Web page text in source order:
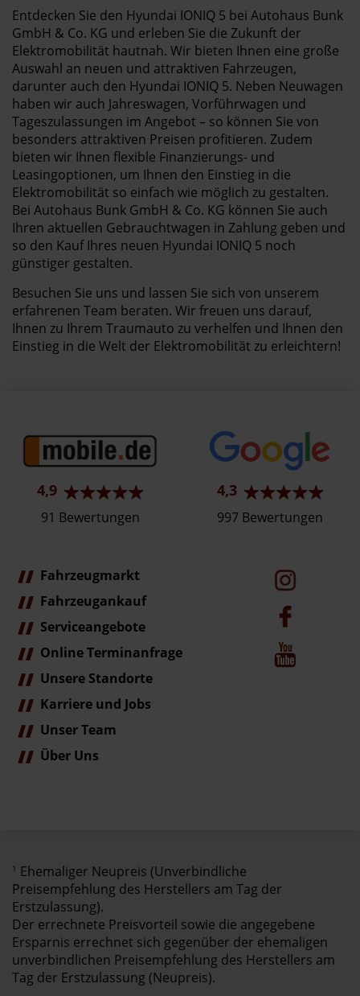
Entdecken Sie den Hyundai IONIQ 5 bei Autohaus Bunk
GmbH & Co. KG und erleben Sie die Zukunft der
Elektromobilität hautnah. Wir bieten Ihnen eine große
Auswahl an neuen und attraktiven Fahrzeugen,
darunter auch den Hyundai IONIQ 5. Neben Neuwagen
haben wir auch Jahreswagen, Vorführwagen und
Tageszulassungen im Angebot – so können Sie von
besonders attraktiven Preisen profitieren. Zudem
bieten wir Ihnen flexible Finanzierungs- und
Leasingoptionen, um Ihnen den Einstieg in die
Elektromobilität so einfach wie möglich zu gestalten.
Bei Autohaus Bunk GmbH & Co. KG können Sie auch
Ihren aktuellen Gebrauchtwagen in Zahlung geben und
so den Kauf Ihres neuen Hyundai IONIQ 5 noch
günstiger gestalten.
Besuchen Sie uns und lassen Sie sich von unserem
erfahrenen Team beraten. Wir freuen uns darauf,
Ihnen zu Ihrem Traumauto zu verhelfen und Ihnen den
Einstieg in die Welt der Elektromobilität zu erleichtern!
4,9
91 Bewertungen
4,3
997 Bewertungen
Fahrzeugmarkt
Fahrzeugankauf
Serviceangebote
Online Terminanfrage
Unsere Standorte
Karriere und Jobs
Unser Team
Über Uns
1 Ehemaliger Neupreis (Unverbindliche
Preisempfehlung des Herstellers am Tag der
Erstzulassung).
Der errechnete Preisvorteil sowie die angegebene
Ersparnis errechnet sich gegenüber der ehemaligen
unverbindlichen Preisempfehlung des Herstellers am
Tag der Erstzulassung (Neupreis).